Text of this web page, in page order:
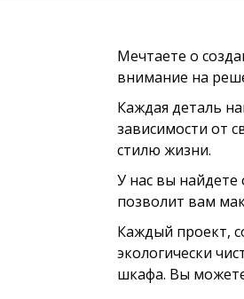
Мечтаете о
внимание на
Каждая деталь
зависимости от
стилю жизни.
У нас вы
позволит вам
Каждый проект,
экологически
шкафа. Вы